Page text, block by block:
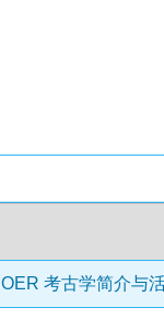
考古学简介与